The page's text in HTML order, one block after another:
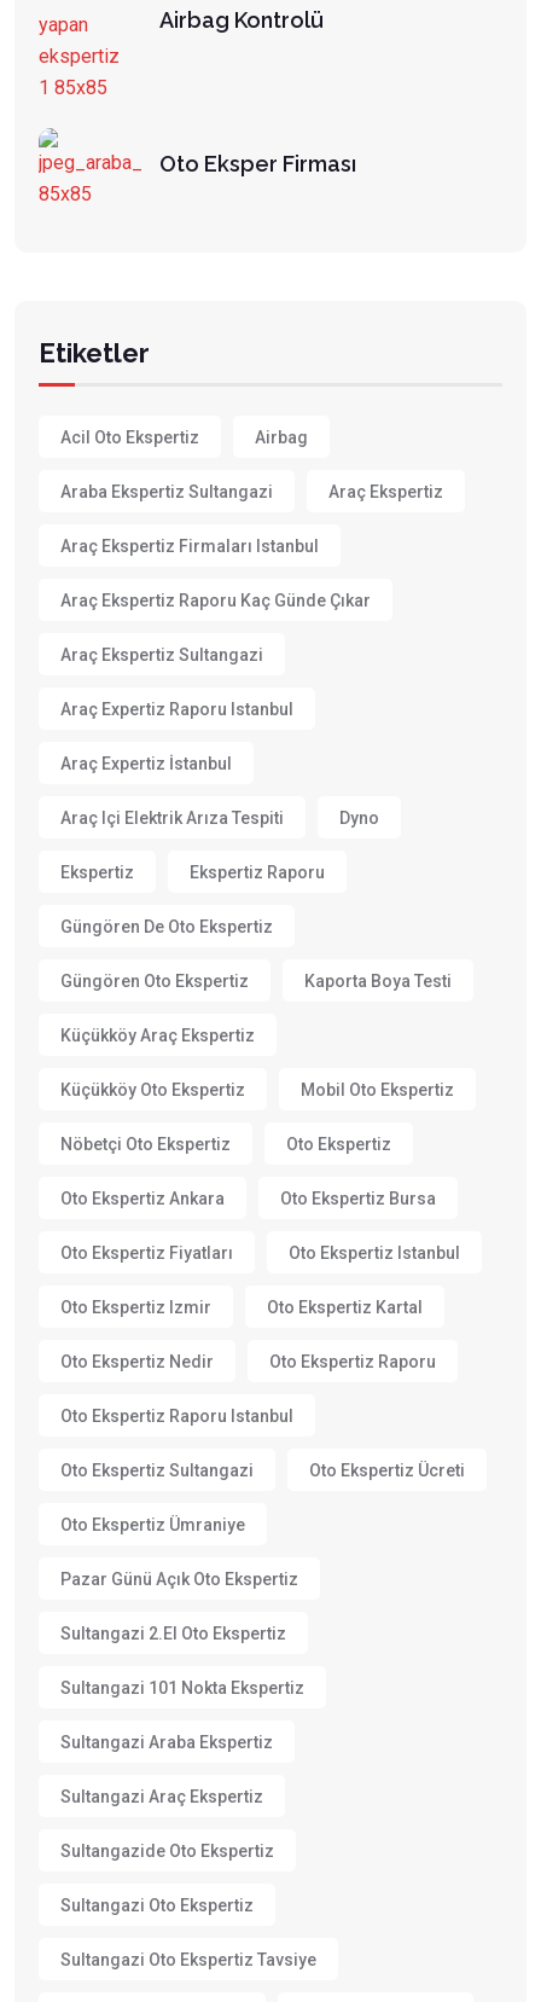
Airbag Kontrolü
Oto Eksper Firması
Etiketler
Acil Oto Ekspertiz Airbag
Araba Ekspertiz Sultangazi Araç Ekspertiz
Araç Ekspertiz Firmaları Istanbul
Araç Ekspertiz Raporu Kaç Günde Çıkar
Araç Ekspertiz Sultangazi
Araç Expertiz Raporu Istanbul
Araç Expertiz İstanbul
Araç Içi Elektrik Arıza Tespiti Dyno
Ekspertiz Ekspertiz Raporu
Güngören De Oto Ekspertiz
Güngören Oto Ekspertiz Kaporta Boya Testi
Küçükköy Araç Ekspertiz
Küçükköy Oto Ekspertiz Mobil Oto Ekspertiz
Nöbetçi Oto Ekspertiz Oto Ekspertiz
Oto Ekspertiz Ankara Oto Ekspertiz Bursa
Oto Ekspertiz Fiyatları Oto Ekspertiz Istanbul
Oto Ekspertiz Izmir Oto Ekspertiz Kartal
Oto Ekspertiz Nedir Oto Ekspertiz Raporu
Oto Ekspertiz Raporu Istanbul
Oto Ekspertiz Sultangazi Oto Ekspertiz Ücreti
Oto Ekspertiz Ümraniye
Pazar Günü Açık Oto Ekspertiz
Sultangazi 2.el Oto Ekspertiz
Sultangazi 101 Nokta Ekspertiz
Sultangazi Araba Ekspertiz
Sultangazi Araç Ekspertiz
Sultangazide Oto Ekspertiz
Sultangazi Oto Ekspertiz
Sultangazi Oto Ekspertiz Tavsiye